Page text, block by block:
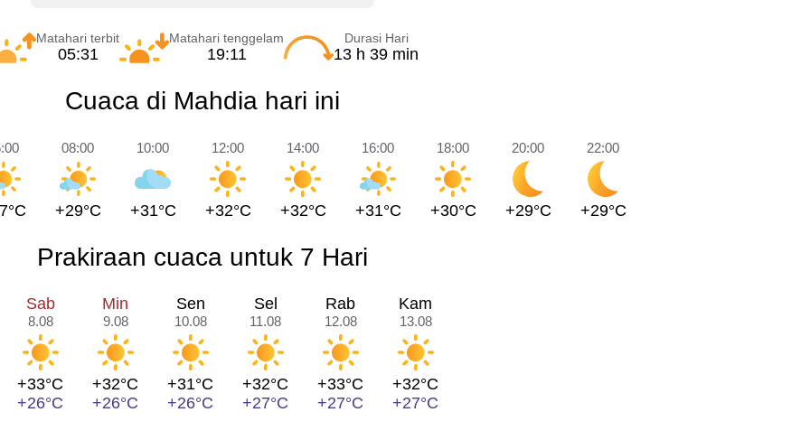
Matahari terbit
05:31
Matahari tenggelam
19:11
Durasi Hari
13 h 39 min
Cuaca di Mahdia hari ini
08:00
+29°C
10:00
+31°C
12:00
+32°C
14:00
+32°C
16:00
+31°C
18:00
+30°C
20:00
+29°C
22:00
+29°C
Prakiraan cuaca untuk 7 Hari
Sab
8.08
+33°C
+26°C
Min
9.08
+32°C
+26°C
Sen
10.08
+31°C
+26°C
Sel
11.08
+32°C
+27°C
Rab
12.08
+33°C
+27°C
Kam
13.08
+32°C
+27°C